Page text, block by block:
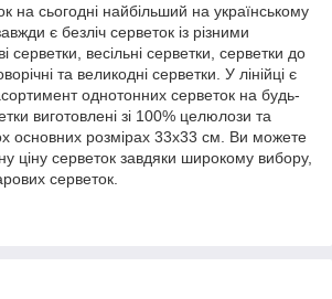
на сьогодні найбільший на українському
є безліч серветок із різними
серветки, весільні серветки, серветки до
та великодні серветки. У лінійці є
однотонних серветок на будь-
виготовлені зі 100% целюлози та
основних розмірах 33х33 см. Ви можете
ціну серветок завдяки широкому вибору,
серветок.